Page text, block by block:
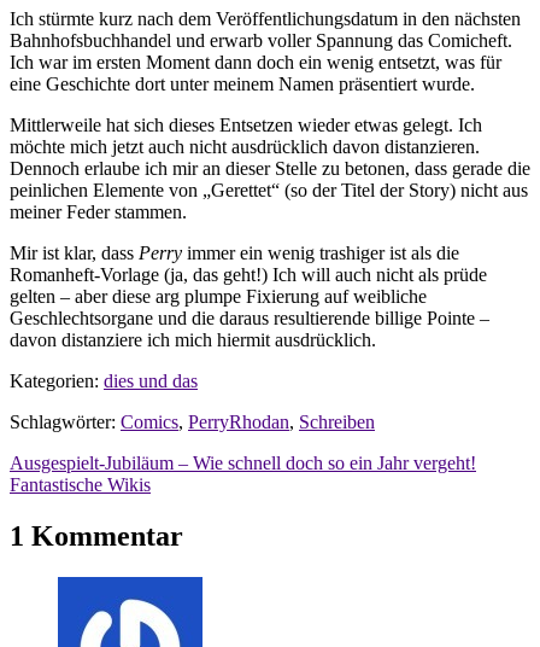
Ich stürmte kurz nach dem Veröffentlichungsdatum in den nächsten
Bahnhofsbuchhandel und erwarb voller Spannung das Comicheft.
Ich war im ersten Moment dann doch ein wenig entsetzt, was für
eine Geschichte dort unter meinem Namen präsentiert wurde.
Mittlerweile hat sich dieses Entsetzen wieder etwas gelegt. Ich
möchte mich jetzt auch nicht ausdrücklich davon distanzieren.
Dennoch erlaube ich mir an dieser Stelle zu betonen, dass gerade die
peinlichen Elemente von „Gerettet“ (so der Titel der Story) nicht aus
meiner Feder stammen.
Mir ist klar, dass Perry immer ein wenig trashiger ist als die
Romanheft-Vorlage (ja, das geht!) Ich will auch nicht als prüde
gelten – aber diese arg plumpe Fixierung auf weibliche
Geschlechtsorgane und die daraus resultierende billige Pointe –
davon distanziere ich mich hiermit ausdrücklich.
Kategorien: dies und das
Schlagwörter: Comics, PerryRhodan, Schreiben
Beitragsnavigation
Ausgespielt-Jubiläum – Wie schnell doch so ein Jahr vergeht!
Fantastische Wikis
1 Kommentar